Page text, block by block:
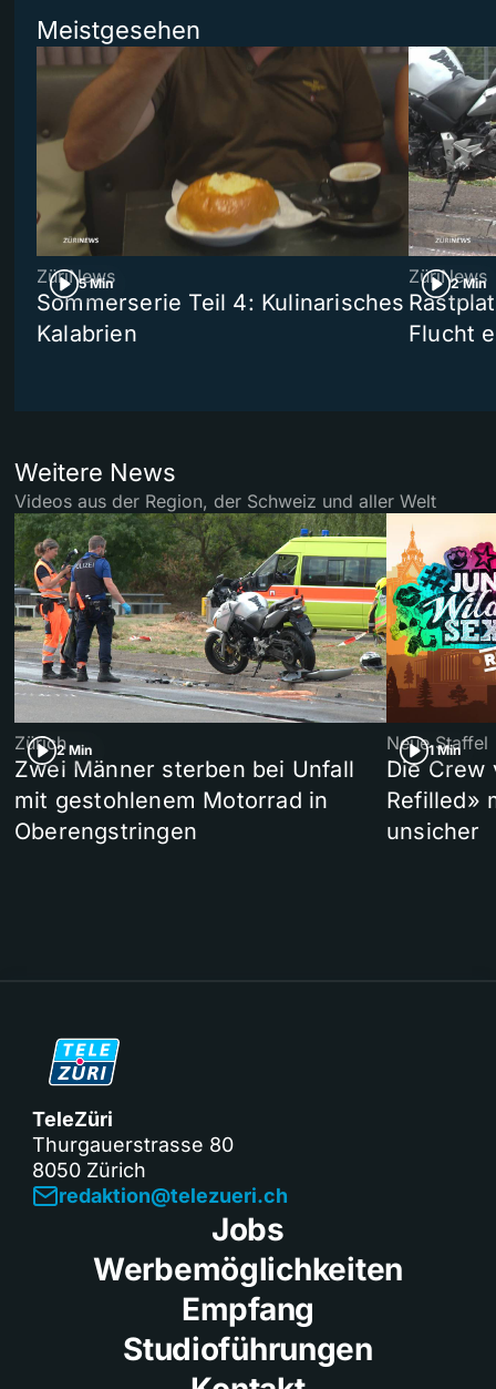
Meistgesehen
5 Min
ZüriNews
Sommerserie Teil 4: Kulinarisches
Kalabrien
2 Min
ZüriNews
Flucht
Weitere News
Videos aus der Region, der Schweiz und aller Welt
2 Min
Zürich
Zwei Männer sterben bei Unfall
mit gestohlenem Motorrad in
Oberengstringen
1 Min
Neue Staffel
Die Crew
Refilled»
unsicher
TeleZüri
Thurgauerstrasse 80
8050 Zürich
redaktion@telezueri.ch
Jobs
Werbemöglichkeiten
Empfang
Studioführungen